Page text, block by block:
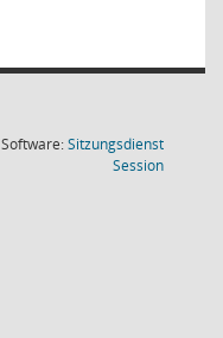
Software:Sitzungsdienst
Session(Wird in